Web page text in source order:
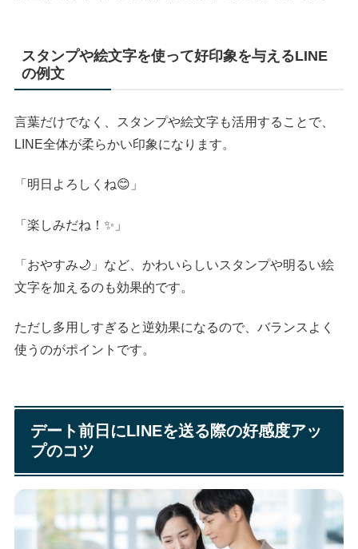
スタンプや絵文字を使って好印象を与えるLINE
の例文
言葉だけでなく、スタンプや絵文字も活用することで、
LINE全体が柔らかい印象になります。
「明日よろしくね😊」
「楽しみだね！✨」
「おやすみ🌙」など、かわいらしいスタンプや明るい絵
文字を加えるのも効果的です。
ただし多用しすぎると逆効果になるので、バランスよく
使うのがポイントです。
デート前日にLINEを送る際の好感度アッ
プのコツ